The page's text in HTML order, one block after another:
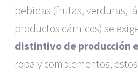
bebidas (frutas, verduras,
productos cárnicos) se
distintivo de producción
ropa y complementos,